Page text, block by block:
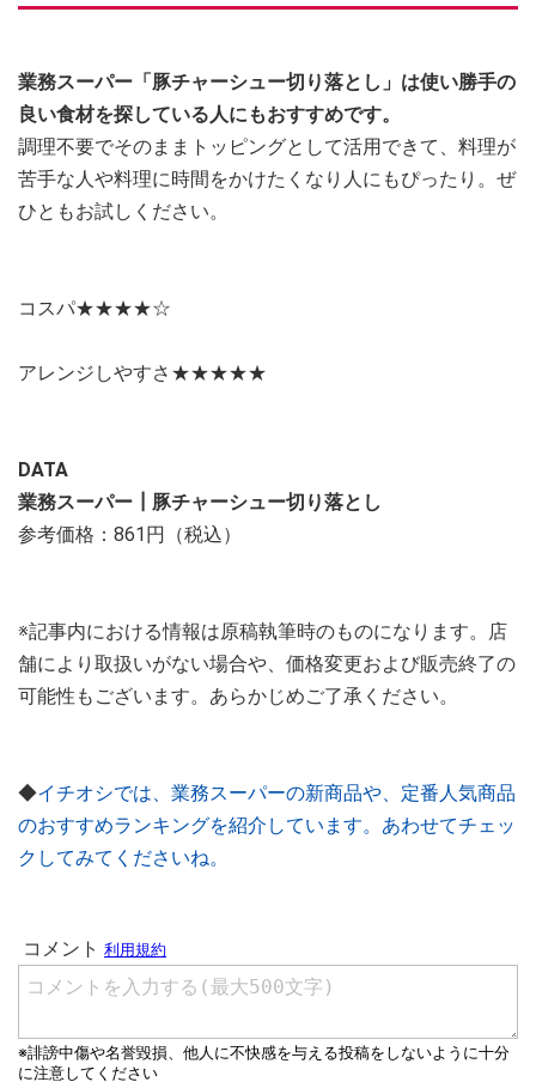
業務スーパー「豚チャーシュー切り落とし」は使い勝手の
良い食材を探している人にもおすすめです。
調理不要でそのままトッピングとして活用できて、料理が
苦手な人や料理に時間をかけたくなり人にもぴったり。ぜ
ひともお試しください。
コスパ★★★★☆
アレンジしやすさ★★★★★
DATA
業務スーパー┃豚チャーシュー切り落とし
参考価格：861円（税込）
※記事内における情報は原稿執筆時のものになります。店
舗により取扱いがない場合や、価格変更および販売終了の
可能性もございます。あらかじめご了承ください。
◆イチオシでは、業務スーパーの新商品や、定番人気商品
のおすすめランキングを紹介しています。あわせてチェッ
クしてみてくださいね。